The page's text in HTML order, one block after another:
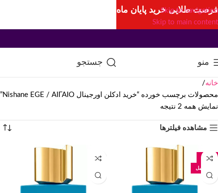
Skip to navigation
Skip to main content
منو جستجو
خانه
محصولات برچسب خورده “خرید ادکلن اورجینال Nishane EGE / ΑΙΓΑΙΟ”
نمایش همه 2 نتیجه
مشاهده فیلترها
-34%
فرصت طلایی خرید پایان ماه